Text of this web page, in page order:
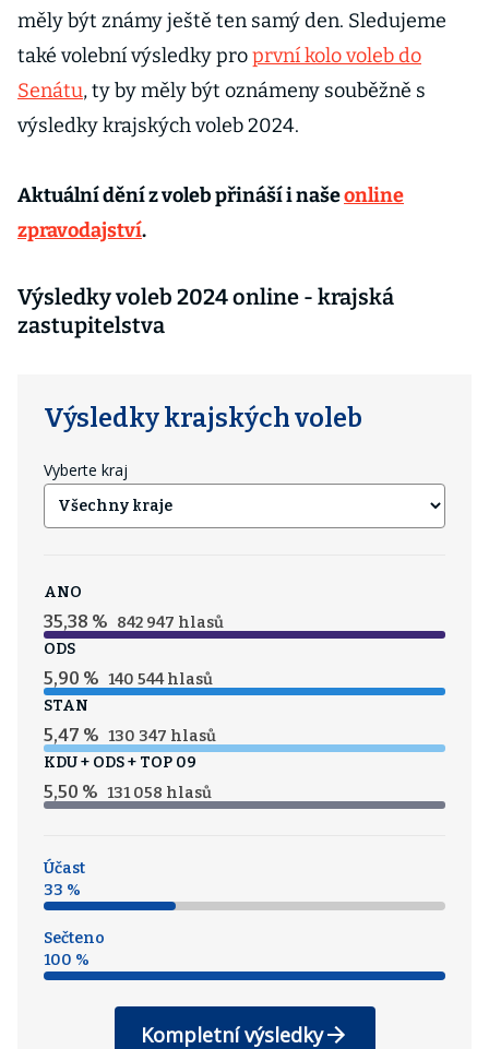
měly být známy ještě ten samý den. Sledujeme
také volební výsledky proprvní kolo voleb do
Senátu, ty by měly být oznámeny souběžně s
výsledky krajských voleb 2024.
Aktuální dění z voleb přináší i našeonline
zpravodajství.
Výsledky voleb 2024 online - krajská
zastupitelstva
Výsledky krajských voleb
Vyberte kraj
ANO
35,38 % 842 947 hlasů
ODS
5,90 % 140 544 hlasů
STAN
5,47 % 130 347 hlasů
KDU + ODS + TOP 09
5,50 % 131 058 hlasů
Účast
33 %
Sečteno
100 %
Kompletní výsledky